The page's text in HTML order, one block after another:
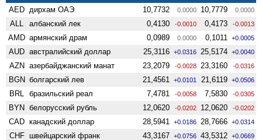
AED дирхам ОАЭ 10,7732 0.0000 10,7779 0.0000
ALL албанский лек 0,4130 -0.0010 0,4173 -0.0013
AMD армянский драм 0,0989 0.0000 0,1011 +0.0005
AUD австралийский доллар 25,3116 +0.0316 25,5174 +0.0040
AZN азербайджанский манат 23,2079 -0.0028 23,3160 -0.0316
BGN болгарский лев 21,4561 +0.0101 21,6119 +0.0506
BRL бразильский реал 7,4781 -0.0058 7,5830 -0.0305
BYN белорусский рубль 12,0620 -0.0202 12,0620 -0.0202
CAD канадский доллар 28,5941 +0.0186 28,7666 +0.0314
CHF швейцарский франк 43,3167 +0.0756 43,5312 +0.0669